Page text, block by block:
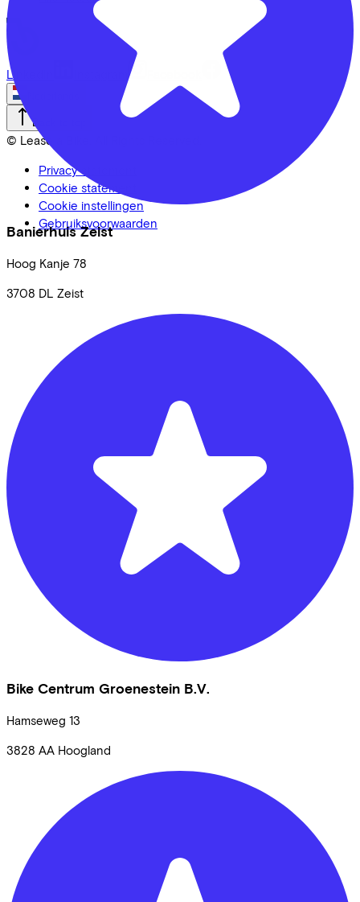
Banierhuis Zeist
Hoog Kanje 78
3708 DL Zeist
Bike Centrum Groenestein B.V.
Hamseweg 13
3828 AA Hoogland
LinkedIn
Back to top
© Lease a Bike. All Rights Reserved.
Privacy statement
Cookie statement
Cookie instellingen
Gebruiksvoorwaarden